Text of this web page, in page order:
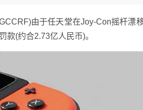
由于任天堂在Joy-Con摇杆漂
款(约合2.73亿人民币)。